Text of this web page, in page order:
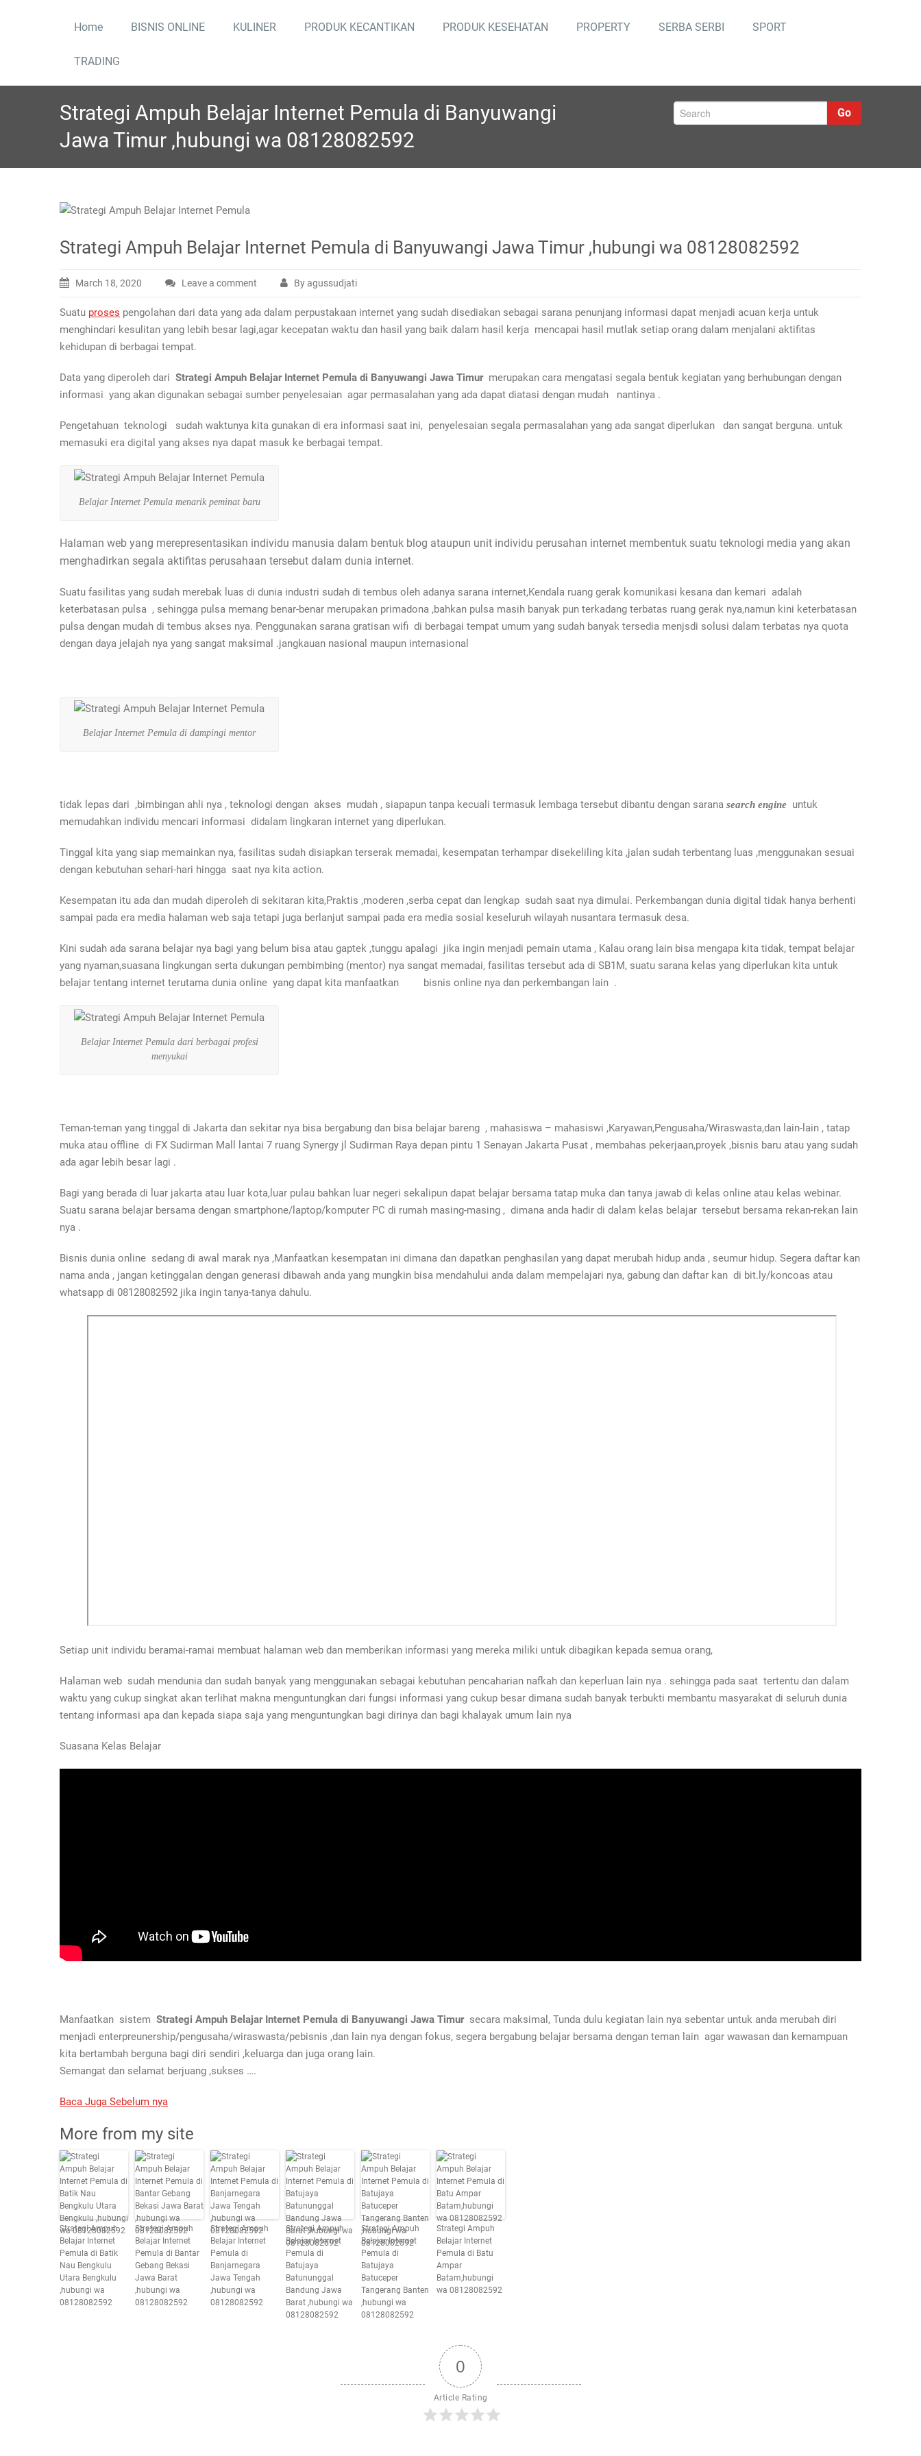
Home BISNIS ONLINE KULINER PRODUK KECANTIKAN PRODUK KESEHATAN PROPERTY SERBA SERBI SPORT
TRADING
Strategi Ampuh Belajar Internet Pemula di Banyuwangi
Jawa Timur ,hubungi wa 08128082592
Go
Strategi Ampuh Belajar Internet Pemula di Banyuwangi Jawa Timur ,hubungi wa 08128082592
March 18, 2020 Leave a comment By agussudjati
Suatu proses pengolahan dari data yang ada dalam perpustakaan internet yang sudah disediakan sebagai sarana penunjang informasi dapat menjadi acuan kerja untuk
menghindari kesulitan yang lebih besar lagi,agar kecepatan waktu dan hasil yang baik dalam hasil kerja mencapai hasil mutlak setiap orang dalam menjalani aktifitas
kehidupan di berbagai tempat.
Data yang diperoleh dari Strategi Ampuh Belajar Internet Pemula di Banyuwangi Jawa Timurmerupakan cara mengatasi segala bentuk kegiatan yang berhubungan dengan
informasi yang akan digunakan sebagai sumber penyelesaian agar permasalahan yang ada dapat diatasi dengan mudah nantinya .
Pengetahuan teknologi sudah waktunya kita gunakan di era informasi saat ini, penyelesaian segala permasalahan yang ada sangat diperlukan dan sangat berguna. untuk
memasuki era digital yang akses nya dapat masuk ke berbagai tempat.
Belajar Internet Pemula menarik peminat baru
Halaman web yang merepresentasikan individu manusia dalam bentuk blog ataupun unit individu perusahan internet membentuk suatu teknologi media yang akan
menghadirkan segala aktifitas perusahaan tersebut dalam dunia internet.
Suatu fasilitas yang sudah merebak luas di dunia industri sudah di tembus oleh adanya sarana internet,Kendala ruang gerak komunikasi kesana dan kemari adalah
keterbatasan pulsa , sehingga pulsa memang benar-benar merupakan primadona ,bahkan pulsa masih banyak pun terkadang terbatas ruang gerak nya,namun kini keterbatasan
pulsa dengan mudah di tembus akses nya. Penggunakan sarana gratisan wifi di berbagai tempat umum yang sudah banyak tersedia menjsdi solusi dalam terbatas nya quota
dengan daya jelajah nya yang sangat maksimal .jangkauan nasional maupun internasional
Belajar Internet Pemula di dampingi mentor
tidak lepas dari ,bimbingan ahli nya , teknologi dengan akses mudah , siapapun tanpa kecuali termasuk lembaga tersebut dibantu dengan sarana search engine untuk
memudahkan individu mencari informasi didalam lingkaran internet yang diperlukan.
Tinggal kita yang siap memainkan nya, fasilitas sudah disiapkan terserak memadai, kesempatan terhampar disekeliling kita ,jalan sudah terbentang luas ,menggunakan sesuai
dengan kebutuhan sehari-hari hingga saat nya kita action.
Kesempatan itu ada dan mudah diperoleh di sekitaran kita,Praktis ,moderen ,serba cepat dan lengkap sudah saat nya dimulai. Perkembangan dunia digital tidak hanya berhenti
sampai pada era media halaman web saja tetapi juga berlanjut sampai pada era media sosial keseluruh wilayah nusantara termasuk desa.
Kini sudah ada sarana belajar nya bagi yang belum bisa atau gaptek ,tunggu apalagi jika ingin menjadi pemain utama , Kalau orang lain bisa mengapa kita tidak, tempat belajar
yang nyaman,suasana lingkungan serta dukungan pembimbing (mentor) nya sangat memadai, fasilitas tersebut ada di SB1M, suatu sarana kelas yang diperlukan kita untuk
belajar tentang internet terutama dunia online yang dapat kita manfaatkan bisnis online nya dan perkembangan lain .
Belajar Internet Pemula dari berbagai profesi
menyukai
Teman-teman yang tinggal di Jakarta dan sekitar nya bisa bergabung dan bisa belajar bareng , mahasiswa – mahasiswi ,Karyawan,Pengusaha/Wiraswasta,dan lain-lain , tatap
muka atau offline di FX Sudirman Mall lantai 7 ruang Synergy jl Sudirman Raya depan pintu 1 Senayan Jakarta Pusat , membahas pekerjaan,proyek ,bisnis baru atau yang sudah
ada agar lebih besar lagi .
Bagi yang berada di luar jakarta atau luar kota,luar pulau bahkan luar negeri sekalipun dapat belajar bersama tatap muka dan tanya jawab di kelas online atau kelas webinar.
Suatu sarana belajar bersama dengan smartphone/laptop/komputer PC di rumah masing-masing , dimana anda hadir di dalam kelas belajar tersebut bersama rekan-rekan lain
nya .
Bisnis dunia online sedang di awal marak nya ,Manfaatkan kesempatan ini dimana dan dapatkan penghasilan yang dapat merubah hidup anda , seumur hidup. Segera daftar kan
nama anda , jangan ketinggalan dengan generasi dibawah anda yang mungkin bisa mendahului anda dalam mempelajari nya, gabung dan daftar kan di bit.ly/koncoas atau
whatsapp di 08128082592 jika ingin tanya-tanya dahulu.
Setiap unit individu beramai-ramai membuat halaman web dan memberikan informasi yang mereka miliki untuk dibagikan kepada semua orang,
Halaman web sudah mendunia dan sudah banyak yang menggunakan sebagai kebutuhan pencaharian nafkah dan keperluan lain nya . sehingga pada saat tertentu dan dalam
waktu yang cukup singkat akan terlihat makna menguntungkan dari fungsi informasi yang cukup besar dimana sudah banyak terbukti membantu masyarakat di seluruh dunia
tentang informasi apa dan kepada siapa saja yang menguntungkan bagi dirinya dan bagi khalayak umum lain nya
Suasana Kelas Belajar
Manfaatkan sistem Strategi Ampuh Belajar Internet Pemula di Banyuwangi Jawa Timursecara maksimal, Tunda dulu kegiatan lain nya sebentar untuk anda merubah diri
menjadi enterpreunership/pengusaha/wiraswasta/pebisnis ,dan lain nya dengan fokus, segera bergabung belajar bersama dengan teman lain agar wawasan dan kemampuan
kita bertambah berguna bagi diri sendiri ,keluarga dan juga orang lain.
Semangat dan selamat berjuang ,sukses ….
Baca Juga Sebelum nya
More from my site
Strategi Ampuh
Belajar Internet
Pemula di Batik
Nau Bengkulu
Utara Bengkulu
,hubungi wa
08128082592
Strategi Ampuh
Belajar Internet
Pemula di Bantar
Gebang Bekasi
Jawa Barat
,hubungi wa
08128082592
Strategi Ampuh
Belajar Internet
Pemula di
Banjarnegara
Jawa Tengah
,hubungi wa
08128082592
Strategi Ampuh
Belajar Internet
Pemula di
Batujaya
Batununggal
Bandung Jawa
Barat ,hubungi wa
08128082592
Strategi Ampuh
Belajar Internet
Pemula di
Batujaya
Batuceper
Tangerang Banten
,hubungi wa
08128082592
Strategi Ampuh
Belajar Internet
Pemula di Batu
Ampar
Batam,hubungi
wa 08128082592
0
Article Rating